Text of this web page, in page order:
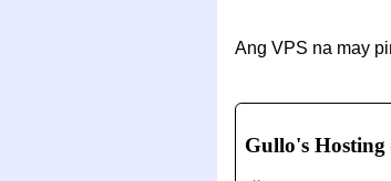
Ang VPS na may
Gullo's Hosting